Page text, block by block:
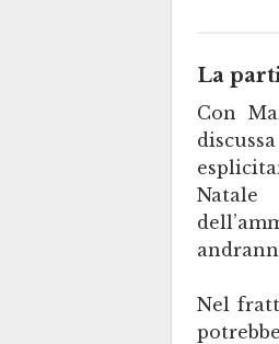
La
Con
Nel